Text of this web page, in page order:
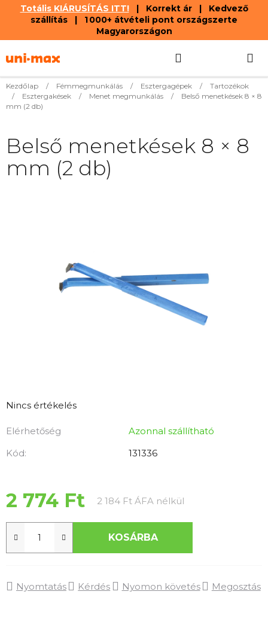
Totális KIÁRUSÍTÁS ITT!| Korrekt ár | Kedvező
szállítás | 1 000+ átvételi pont országszerte
Magyarországon
tartalomhoz
KOSÁR
Kezdőlap / Fémmegmunkálás / Esztergagépek /
Tartozékok
/
Esztergakések / Menet megmunkálás /
Belső menetkések 8 × 8
mm (2 db)
A
átlagos
értékelése
0,0
csillag.
Nincs értékelés
Elérhetőség
Azonnal szállítható
Kód:
131336
2 774 Ft 2 184 Ft ÁFA nélkül
KOSÁRBA
Nyomtatás Kérdés Nyomon követés Megosztás
Belső menetkések 8 × 8
mm (2 db)